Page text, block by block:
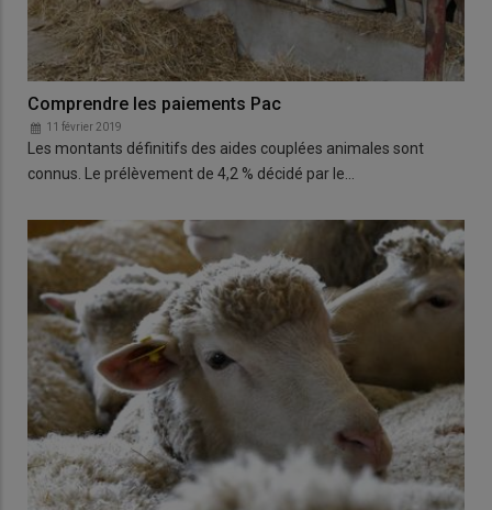
Comprendre les paiements Pac
11 février 2019
Les montants définitifs des aides couplées animales sont
connus. Le prélèvement de 4,2 % décidé par le…